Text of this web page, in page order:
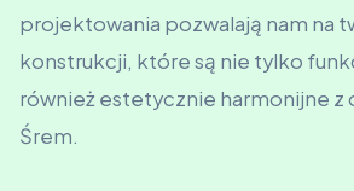
projektowania pozwalają nam na
konstrukcji, które są nie tylko
również estetycznie harmonijne
Śrem.